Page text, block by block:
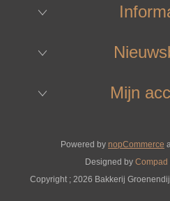
Mijn
Powered by nopCommerce
Designed by Compad
Copyright ; 2026 Bakkerij